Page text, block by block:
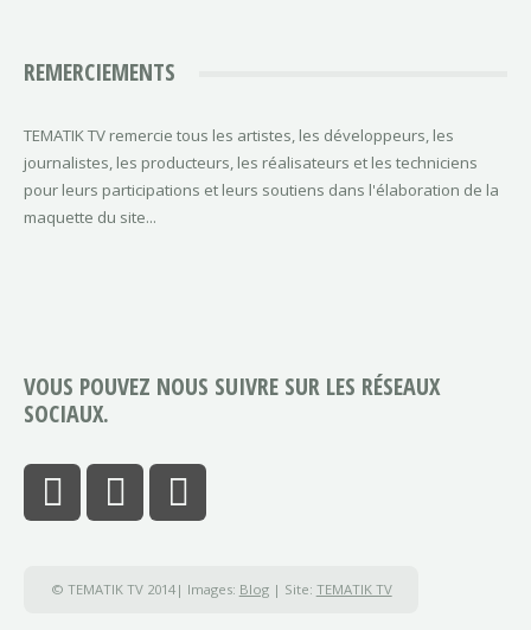
REMERCIEMENTS
TEMATIK TV remercie tous les artistes, les développeurs, les
journalistes, les producteurs, les réalisateurs et les techniciens
pour leurs participations et leurs soutiens dans l'élaboration de la
maquette du site...
VOUS POUVEZ NOUS SUIVRE SUR LES RÉSEAUX
SOCIAUX.
© TEMATIK TV 2014| Images: Blog| Site: TEMATIK TV